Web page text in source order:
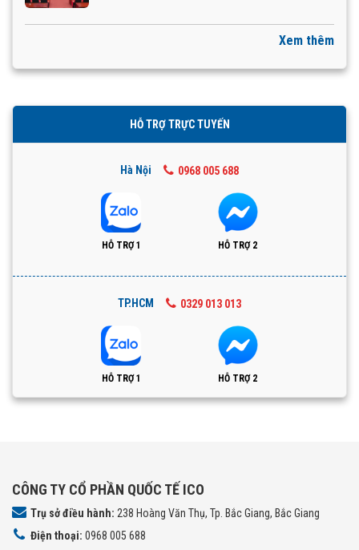
Xem thêm
HỖ TRỢ TRỰC TUYẾN
Hà Nội 0968 005 688
HỖ TRỢ 1 HỖ TRỢ 2
TP.HCM 0329 013 013
HỖ TRỢ 1 HỖ TRỢ 2
CÔNG TY CỔ PHẦN QUỐC TẾ ICO
Trụ sở điều hành: 238 Hoàng Văn Thụ, Tp. Bắc Giang, Bắc Giang
Điện thoại: 0968 005 688